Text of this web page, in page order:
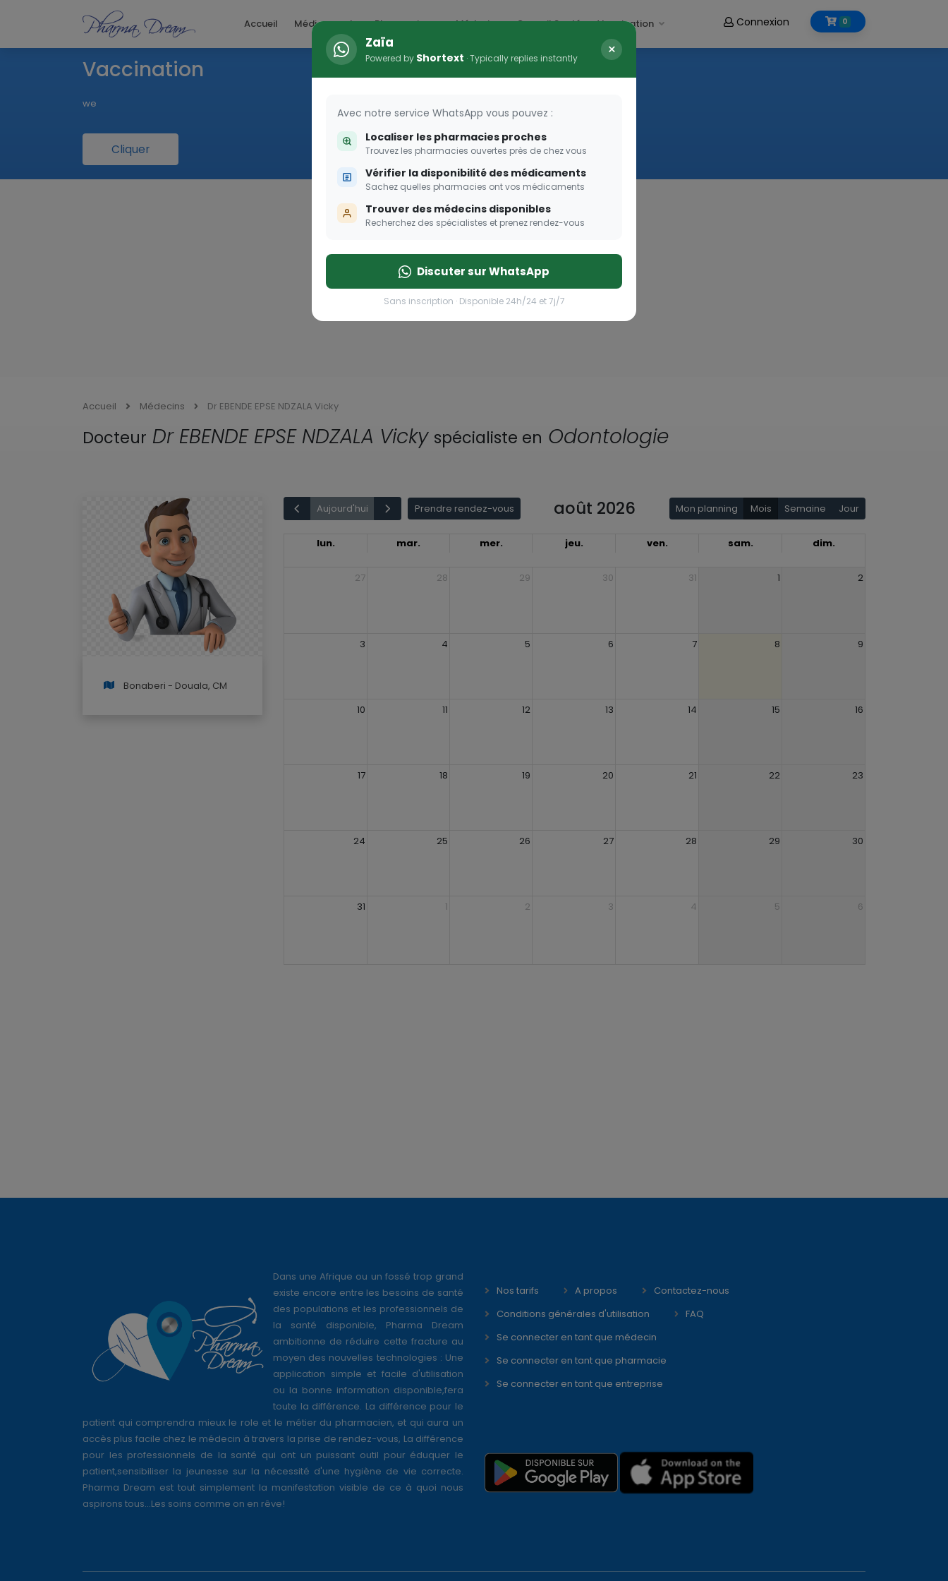
Accueil Médicaments Pharmacies Médecins Conseil Santé Vaccination 0
Connexion
Vaccination
we
Cliquer
Accueil Médecins Dr EBENDE EPSE NDZALA Vicky
Docteur Dr EBENDE EPSE NDZALA Vicky spécialiste en Odontologie
Bonaberi - Douala, CM
Aujourd'hui Prendre rendez-vous août 2026 Mon planning Mois Semaine Jour
lun. mar. mer. jeu. ven. sam. dim.
27 28 29 30 31 1 2
3 4 5 6 7 8 9
10 11 12 13 14 15 16
17 18 19 20 21 22 23
24 25 26 27 28 29 30
31 1 2 3 4 5 6
Zaïa
Powered by Shortext · Typically replies instantly ×
Avec notre service WhatsApp vous pouvez :
Localiser les pharmacies proches
Trouvez les pharmacies ouvertes près de chez vous
Vérifier la disponibilité des médicaments
Sachez quelles pharmacies ont vos médicaments
Trouver des médecins disponibles
Recherchez des spécialistes et prenez rendez-vous
Discuter sur WhatsApp
Sans inscription · Disponible 24h/24 et 7j/7
Dans une Afrique ou un fossé trop grand
existe encore entre les besoins de santé
des populations et les professionnels de
la santé disponible, Pharma Dream
ambitionne de réduire cette fracture au
moyen des nouvelles technologies : Une
application simple et facile d'utilisation
ou la bonne information disponible,fera
toute la différence. La différence pour le
patient qui comprendra mieux le role et le métier du pharmacien, et qui aura un
accès plus facile chez le médecin à travers la prise de rendez-vous, La différence
pour les professionnels de la santé qui ont un puissant outil pour éduquer le
patient,sensibiliser la jeunesse sur la nécessité d'une hygiène de vie correcte.
Pharma Dream est tout simplement la manifestation visible de ce à quoi nous
aspirons tous...Les soins comme on en rêve!
Nos tarifs A propos
Contactez-nous
Conditions générales d'utilisation
FAQ
Se connecter en tant que médecin
Se connecter en tant que pharmacie
Se connecter en tant que entreprise